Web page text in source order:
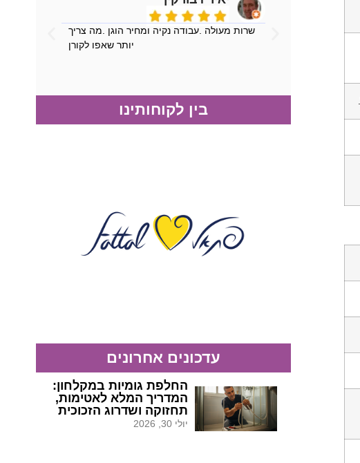
שרות מעולה .עבודה נקיה ומחיר הוגן .מה צריך
יותר שאפו לקורן
בין לקוחותינו
עדכונים אחרונים
החלפת גומיות במקלחון:
המדריך המלא לאטימות,
תחזוקה ושדרוג הזכוכית
יולי 30, 2026